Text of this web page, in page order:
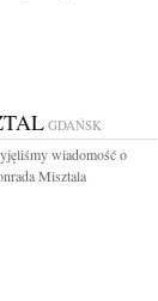
GDAŃSK
wiadomość o
Misztala